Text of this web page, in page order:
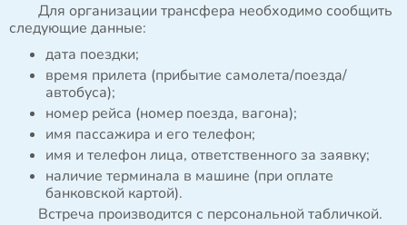
Для организации трансфера необходимо сообщить
следующие данные:
дата поездки;
время прилета (прибытие самолета/поезда/
автобуса);
номер рейса (номер поезда, вагона);
имя пассажира и его телефон;
имя и телефон лица, ответственного за заявку;
наличие терминала в машине (при оплате
банковской картой).
Встреча производится с персональной табличкой.